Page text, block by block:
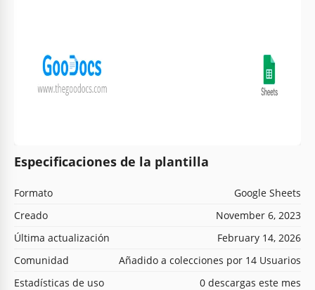
Especificaciones de la plantilla
Formato
Google Sheets
Creado
November 6, 2023
Última actualización
February 14, 2026
Comunidad
Añadido a colecciones por 14 Usuarios
Estadísticas de uso
0 descargas este mes